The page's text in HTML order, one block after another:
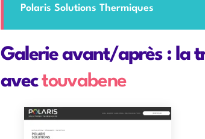
Polaris Solutions Thermiques
Galerie avant/après : la
avectouvabene